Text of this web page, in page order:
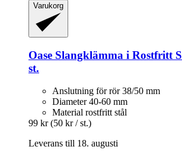
Varukorg
Oase Slangklämma i Rostfritt
st.
Anslutning för rör 38/50 mm
Diameter 40-60 mm
Material rostfritt stål
99 kr (50 kr / st.)
Leverans till 18. augusti